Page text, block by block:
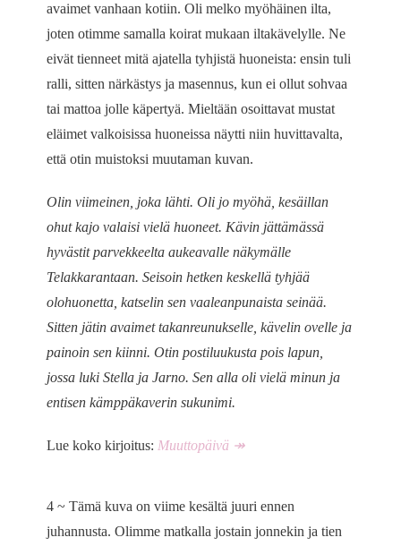
avaimet vanhaan kotiin. Oli melko myöhäinen ilta,
joten otimme samalla koirat mukaan iltakävelylle. Ne
eivät tienneet mitä ajatella tyhjistä huoneista: ensin tuli
ralli, sitten närkästys ja masennus, kun ei ollut sohvaa
tai mattoa jolle käpertyä. Mieltään osoittavat mustat
eläimet valkoisissa huoneissa näytti niin huvittavalta,
että otin muistoksi muutaman kuvan.
Olin viimeinen, joka lähti. Oli jo myöhä, kesäillan
ohut kajo valaisi vielä huoneet. Kävin jättämässä
hyvästit parvekkeelta aukeavalle näkymälle
Telakkarantaan. Seisoin hetken keskellä tyhjää
olohuonetta, katselin sen vaaleanpunaista seinää.
Sitten jätin avaimet takanreunukselle, kävelin ovelle ja
painoin sen kiinni. Otin postiluukusta pois lapun,
jossa luki Stella ja Jarno. Sen alla oli vielä minun ja
entisen kämppäkaverin sukunimi.
Lue koko kirjoitus: Muuttopäivä ↠
4 ~ Tämä kuva on viime kesältä juuri ennen
juhannusta. Olimme matkalla jostain jonnekin ja tien